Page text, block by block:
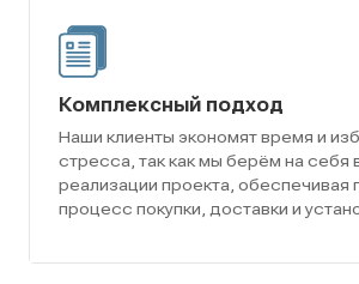
Комплексный подход
Наши клиенты экономят время и
стресса, так как мы берём на себя
реализации проекта, обеспечивая
процесс покупки, доставки и